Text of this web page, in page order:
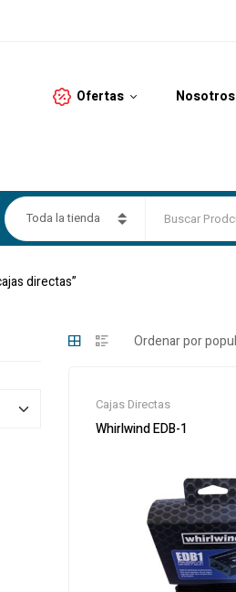
Ofertas Nosotros
Toda la tienda
directas”
Cajas Directas
Whirlwind EDB-1